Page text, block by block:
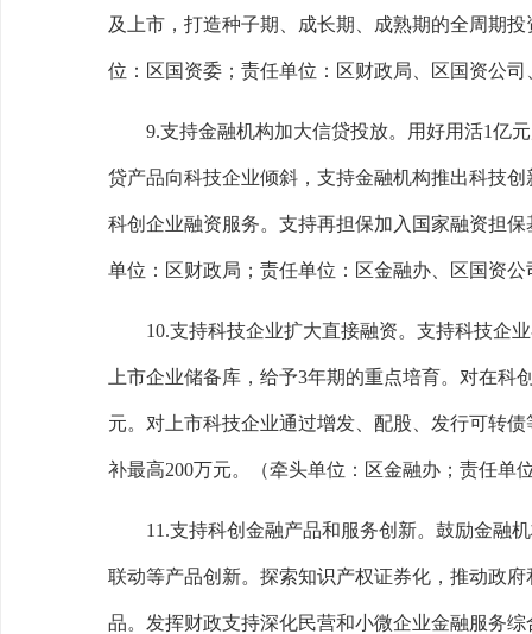
及上市，打造种子期、成长期、成熟期的全周期
位：区国资委；责任单位：区财政局、区国资公
9.支持金融机构加大信贷投放。 用好用活1亿
贷产品向科技企业倾斜，支持金融机构推出科技
科创企业融资服务。支持再担保加入国家融资担
单位：区财政局；责任单位：区金融办、区国资公
10.支持科技企业扩大直接融资。 支持科技企
上市企业储备库，给予3年期的重点培育。对在科
元。对上市科技企业通过增发、配股、发行可转
补最高200万元。 （牵头单位：区金融办；责任单
11.支持科创金融产品和服务创新。 鼓励金融
联动等产品创新。探索知识产权证券化，推动政
品。发挥财政支持深化民营和小微企业金融服务